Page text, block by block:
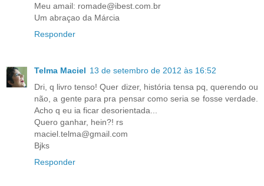
Meu amail: romade@ibest.com.br
Um abraçao da Márcia
Responder
Telma Maciel 13 de setembro de 2012 às 16:52
Dri, q livro tenso! Quer dizer, história tensa pq, querendo ou
não, a gente para pra pensar como seria se fosse verdade.
Acho q eu ia ficar desorientada...
Quero ganhar, hein?! rs
maciel.telma@gmail.com
Bjks
Responder